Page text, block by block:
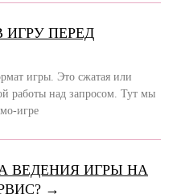
ПЕРЕД
игры. Это сжатая или
работы над запросом. Тут мы
игре
ВЕДЕНИЯ ИГРЫ НА
→